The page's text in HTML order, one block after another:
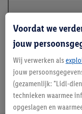
Voordat we
jouw
Wij verwerken als
jouw
(gezamenlijk: "Lidl-
technieken waarmee
opgeslagen en